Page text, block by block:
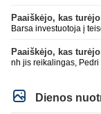
Barsa investuotoja į
nh jis reikalingas,
Dienos